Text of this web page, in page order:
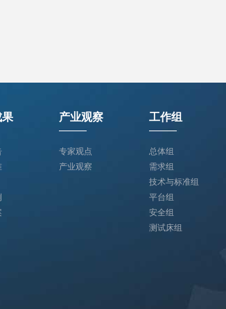
果 产业观察
专家观点
产业观察
工作组
总体组
需求组
技术与标准组
平台组
安全组
测试床组